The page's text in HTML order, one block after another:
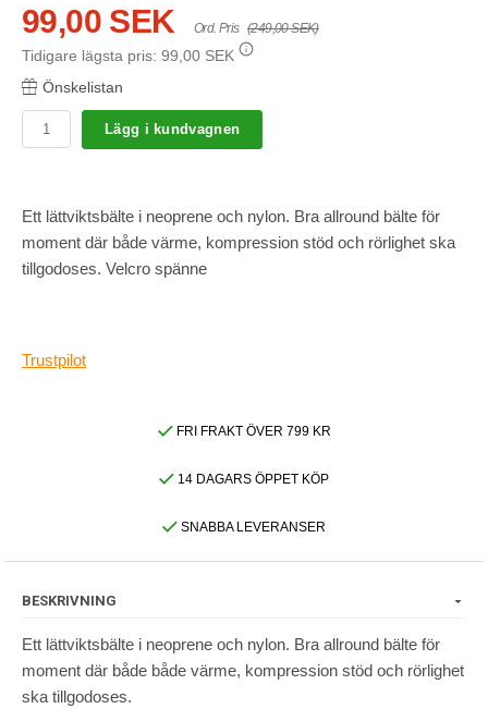
99,00 SEK Ord. Pris (249,00 SEK)
Tidigare lägsta pris: 99,00 SEK
Önskelistan
Lägg i kundvagnen
Ett lättviktsbälte i neoprene och nylon. Bra allround bälte för
moment där både värme, kompression stöd och rörlighet ska
tillgodoses. Velcro spänne
Trustpilot
FRI FRAKT ÖVER 799 KR
14 DAGARS ÖPPET KÖP
SNABBA LEVERANSER
BESKRIVNING
Ett lättviktsbälte i neoprene och nylon. Bra allround bälte för
moment där både både värme, kompression stöd och rörlighet
ska tillgodoses.